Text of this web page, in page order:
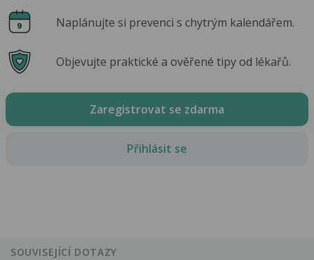
Naplánujte si prevenci s chytrým kalendářem.
Objevujte praktické a ověřené tipy od lékařů.
Zaregistrovat se zdarma
Přihlásit se
SOUVISEJÍCÍ DOTAZY